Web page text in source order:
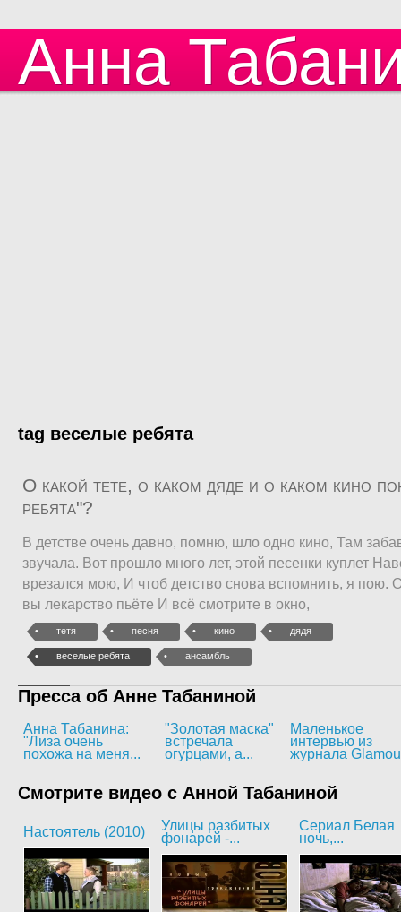
Анна
tag веселые ребята
О какой тете, о каком дяде и о каком кино
ребята"?
В детстве очень давно, помню, шло одно кино, Там
звучала. Вот прошло много лет, этой песенки куплет
врезался мою, И чтоб детство снова вспомнить, я пою.
вы лекарство пьёте И всё смотрите в окно,
тетя песня кино дядя
веселые ребята ансамбль
Пресса об Анне Табаниной
Анна Табанина:
"Лиза очень
похожа на меня...
"Золотая маска"
встречала
огурцами, а...
Маленькое
интервью из
журнала
Смотрите видео с Анной Табаниной
Настоятель (2010)
Улицы разбитых
фонарей -...
Сериал Белая
ночь,...